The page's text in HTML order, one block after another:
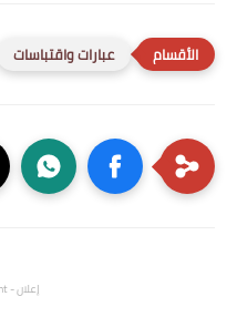
عبارات واقتباسات
إعلان - Advertisement